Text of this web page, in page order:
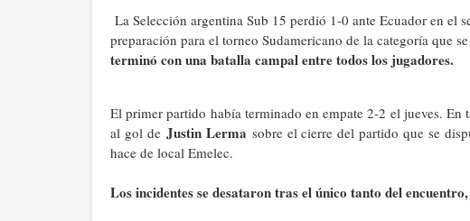
La Selección argentina Sub 15 perdió 1-0 ante Ecuador en el
preparación para el torneo Sudamericano de la categoría que
terminó con una batalla campal entre todos los jugadores.
El primer partido había terminado en empate 2-2 el jueves.
al gol de Justin Lerma sobre el cierre del partido que se
hace de local Emelec.
Los incidentes se desataron tras el único tanto del